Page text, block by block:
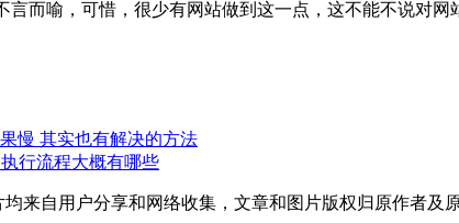
言而喻，可惜，很少有网站做到这一点，这不能不说对网
慢 其实也有解决的方法
行流程大概有哪些
来自用户分享和网络收集，文章和图片版权归原作者